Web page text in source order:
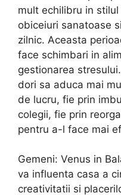
mult echilibru in
obiceiuri sanatoase
zilnic. Aceasta
face schimbari in
gestionarea
dori sa aduca mai
de lucru, fie prin
colegii, fie prin
pentru a-l face mai
Gemeni: Venus in
va influenta casa a
creativitatii si